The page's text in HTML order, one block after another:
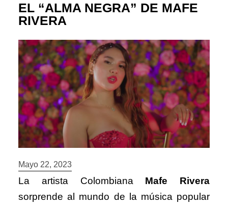
EL “ALMA NEGRA” DE MAFE
RIVERA
Mayo 22, 2023
La artista Colombiana Mafe Rivera
sorprende al mundo de la música popular